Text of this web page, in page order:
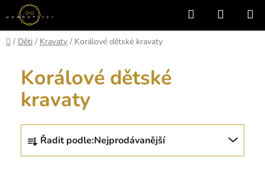
Přejít
na
obsah
Hledat
KOŠÍK
Domů
/ Děti / Kravaty / Korálové dětské kravaty
Korálové dětské
kravaty
Ř
z
Řadit podle:Nejprodávanější